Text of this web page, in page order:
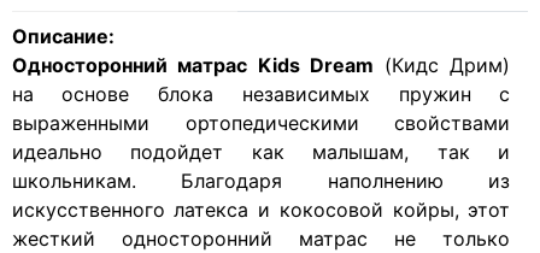
Описание:
Односторонний матрас Kids Dream (Кидс Дрим)
на основе блока независимых пружин с
выраженными ортопедическими свойствами
идеально подойдет как малышам, так и
школьникам. Благодаря наполнению из
искусственного латекса и кокосовой койры, этот
жесткий односторонний матрас не только